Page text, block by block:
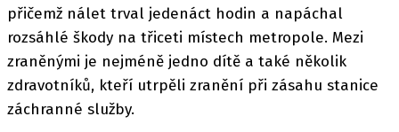
přičemž nálet trval jedenáct hodin a napáchal
rozsáhlé škody na třiceti místech metropole. Mezi
zraněnými je nejméně jedno dítě a také několik
zdravotníků, kteří utrpěli zranění při zásahu stanice
záchranné služby.